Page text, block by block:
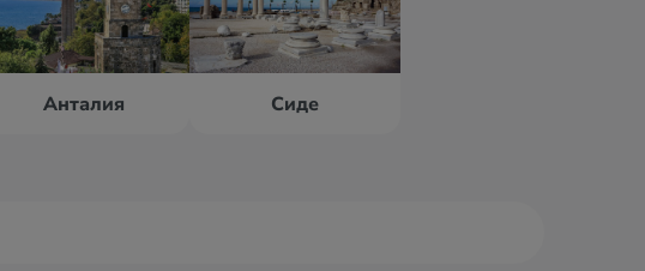
Анталия Сиде